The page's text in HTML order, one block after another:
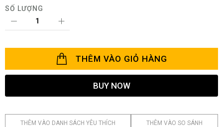
SỐ LƯỢNG
THÊM VÀO GIỎ HÀNG
BUY NOW
THÊM VÀO DANH SÁCH YÊU THÍCH THÊM VÀO SO SÁNH